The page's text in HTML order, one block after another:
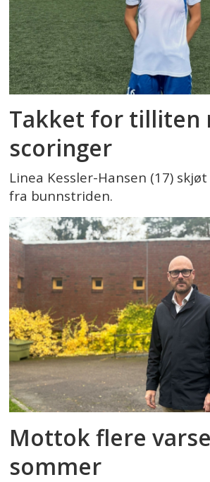
Takket for tilliten
scoringer
Linea Kessler-Hansen (17)
fra bunnstriden.
Mottok flere
sommer